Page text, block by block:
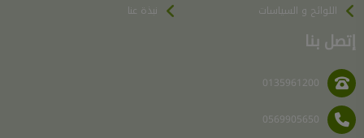
اللوائح و السياسات
نبذة عنا
إتصل بنا
0135961200
0569905650